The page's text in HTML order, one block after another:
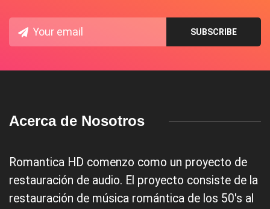
Acerca de Nosotros
Romantica HD comenzo como un proyecto de
restauración de audio. El proyecto consiste de la
restauración de música romántica de los 50's al